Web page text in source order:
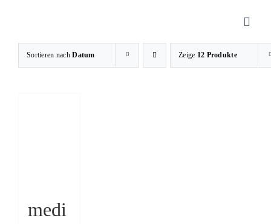
Sanitätshaus
Sortieren nachDatum Zeige 12 Produkte
medi